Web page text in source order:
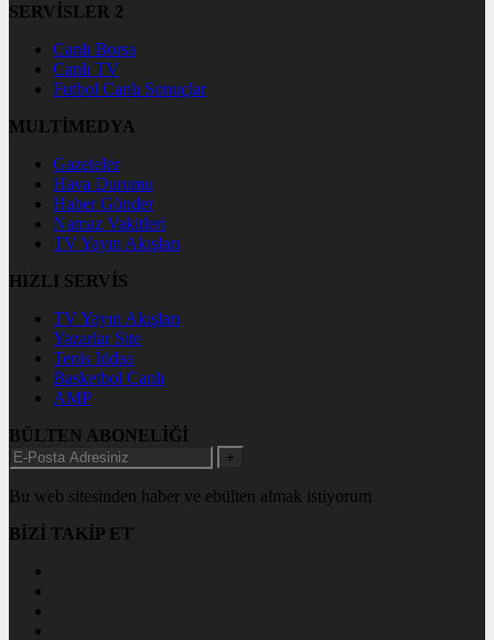
SERVİSLER 2
Canlı Borsa
Canlı TV
Futbol Canlı Sonuçlar
MULTİMEDYA
Gazeteler
Hava Durumu
Haber Gönder
Namaz Vakitleri
TV Yayın Akışları
HIZLI SERVİS
TV Yayın Akışları
Yazarlar Site
Tenis İddaa
Basketbol Canlı
AMP
BÜLTEN ABONELİĞİ
+
Bu web sitesinden haber ve ebülten almak istiyorum
BİZİ TAKİP ET